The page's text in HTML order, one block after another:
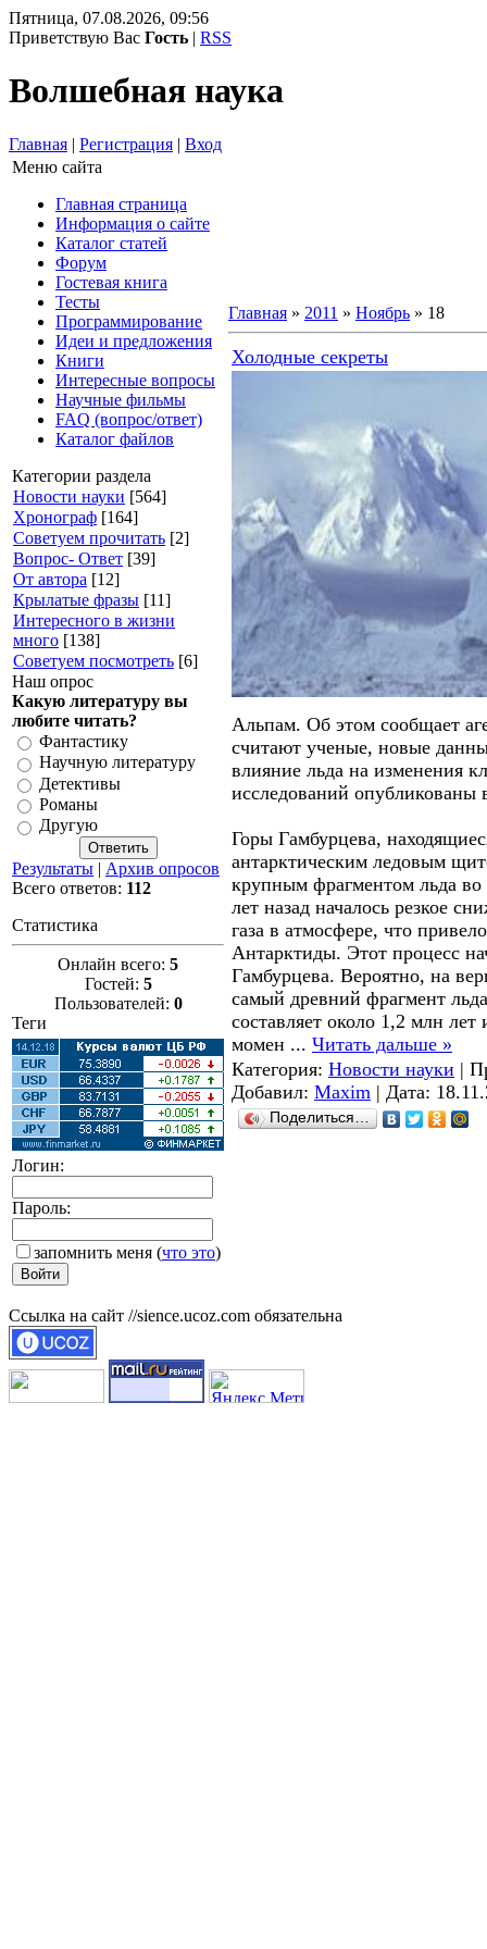
Пятница, 07.08.2026, 09:56
Приветствую Вас Гость | RSS
Волшебная наука
Главная | Регистрация | Вход
Меню сайта
Главная страница
Информация о сайте
Каталог статей
Форум
Гостевая книга
Тесты
Программирование
Идеи и предложения
Книги
Интересные вопросы
Научные фильмы
FAQ (вопрос/ответ)
Каталог файлов
Категории раздела
Новости науки [564]
Хронограф [164]
Советуем прочитать [2]
Вопрос- Ответ [39]
От автора [12]
Крылатые фразы [11]
Интересного в жизни
много [138]
Советуем посмотреть [6]
Наш опрос
Какую литературу вы
любите читать?
Фантастику
Научную литературу
Детективы
Романы
Другую
Результаты | Архив опросов
Всего ответов: 112
Статистика
Онлайн всего: 5
Гостей: 5
Пользователей: 0
Теги
Логин:
Пароль:
запомнить меня (что это)
Главная » 2011 » Ноябрь » 18
Холодные секреты
Альпам. Об этом сообщает
считают ученые, новые
влияние льда на изменения
исследований опубликованы
Горы Гамбурцева,
антарктическим ледовым
крупным фрагментом льда
лет назад началось резкое
газа в атмосфере, что
Антарктиды. Этот процесс
Гамбурцева. Вероятно, на
самый древний фрагмент
составляет около 1,2 млн
момен ... Читать дальше »
Категория: Новости науки |
Добавил: Maxim | Дата:
Поделиться…
Ссылка на сайт //sience.ucoz.com обязательна